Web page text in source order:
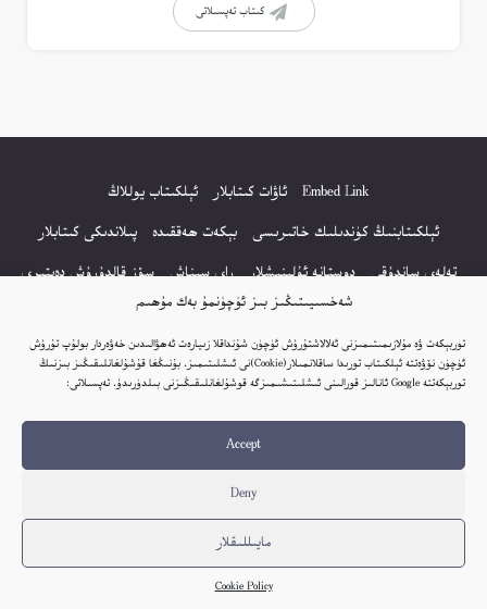
شەخسىيىتىڭىز بىز ئۈچۈنمۇ بەك مۇھىم
توربېكەت ۋە مۇلازىمىتىمىزنى ئەلالاشتۇرۇش ئۈچۈن شۇنداقلا زىيارەت ئەھۋالىدىن خەۋەردار بولۇپ تۇرۇش
ئۈچۈن نۆۋەتتە ئېلكىتاب تورىدا ساقلانمىلار(Cookie)نى ئىشلىتىمىز. بۇنىڭغا قۇشۇلغانلىقىڭىز بىزنىڭ
توربېكەتتە Google ئانالىز قورالىنى ئىشلىتىشىمىزگە قوشۇلغانلىقىڭىزنى بىلدۈرىدۇ. تەپسىلاتى:
Accept
Deny
مايىللىقلار
Cookie Policy
كىتاب تەپسىلاتى
Embed Link ئاۋات كىتابلار
ئېلكىتاب يوللاڭ
ئېلكىتابنىڭ كۈندىلىك خاتىرىسى
بېكەت ھەققىدە
پىلاندىكى كىتابلار
تەلەي ساندۇقى
دوستانە ئۇلىنىشلار راي سىناش
سۆز قالدۇرۇش دەپتىرى
كۆپ سورالغان سۇئاللار
كىتاب تىزىملىكى
مەخپىيەتلىك باياناتى
نەشىر ھوقۇقى باياناتى
© 2017-2026 تور بېكەتنىڭ بارلىق ھوقۇقى ئېلكىتاب تورى غا مەنسۇپ.
ھەر كۈنى يېڭى كىتابلار قوشۇلىۋاتىدۇ...